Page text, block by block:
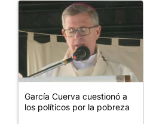
Un artículo de tendencia con
García Cuerva cuestionó a
los políticos por la pobreza